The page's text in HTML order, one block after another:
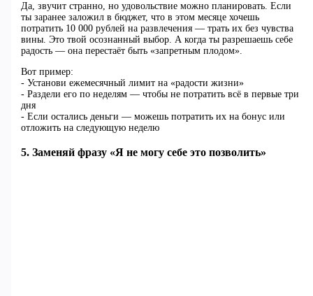
Да, звучит странно, но удовольствие можно планировать. Если
ты заранее заложил в бюджет, что в этом месяце хочешь
потратить 10 000 рублей на развлечения — трать их без чувства
вины. Это твой осознанный выбор. А когда ты разрешаешь себе
радость — она перестаёт быть «запретным плодом».
Вот пример:
- Установи ежемесячный лимит на «радости жизни»
- Раздели его по неделям — чтобы не потратить всё в первые три
дня
- Если остались деньги — можешь потратить их на бонус или
отложить на следующую неделю
5. Заменяй фразу «Я не могу себе это позволить»